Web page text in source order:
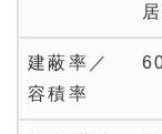
建蔽率／
容積率